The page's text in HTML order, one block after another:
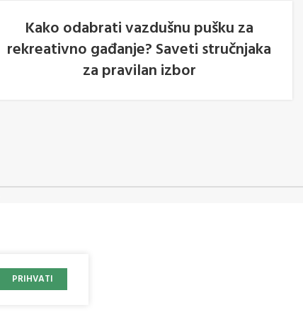
Kako odabrati vazdušnu pušku za
rekreativno gađanje? Saveti stručnjaka
za pravilan izbor
PRIHVATI